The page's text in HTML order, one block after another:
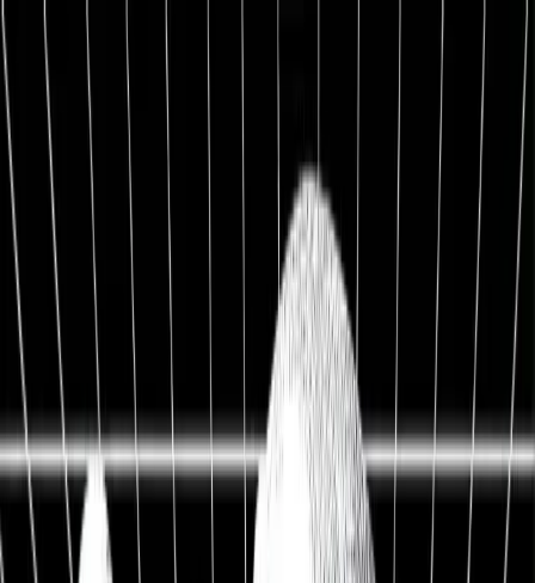
1:1 BETREUUNG
Werde Top 1 % Investor
Persönliche 1:1 Zusammenarbeit — Portfolio-Aufbau,
Strategie & exklusive Co-Investments.
26,8%
Ø Rendite / Jahr
3.129
Millionäre
100K+
Investoren
★★★★★4.9/598,7%Weiterempfehlung
Kostenfreies Erstgespräch